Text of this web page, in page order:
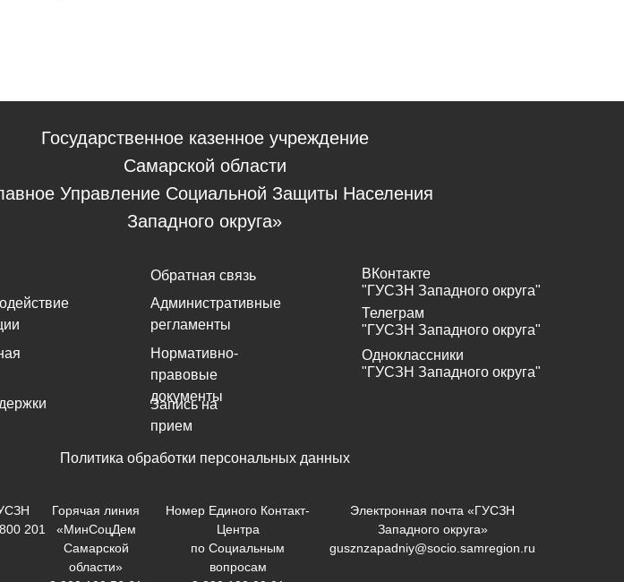
Государственное казенное учреждение
Самарской области
Управление Социальной Защиты Населения
Западного округа»
201
Горячая линия
«МинСоцДем
Самарской
области»
Номер Единого Контакт-
Центра
по Социальным
вопросам
Электронная почта «ГУСЗН
Западного округа»
gusznzapadniy@socio.samregion.ru
Политика обработки персональных данных
Обратная связь
Административные
регламенты
Нормативно-
правовые
документы
Запись на
прием
ВКонтакте
"ГУСЗН Западного округа"
Телеграм
"ГУСЗН Западного округа"
Одноклассники
"ГУСЗН Западного округа"